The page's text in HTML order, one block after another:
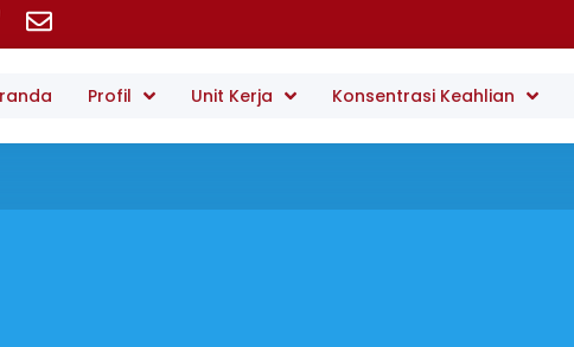
Profil Unit Kerja Konsentrasi Keahlian